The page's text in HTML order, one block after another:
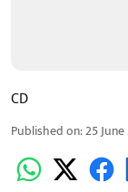
CD
Published on:25